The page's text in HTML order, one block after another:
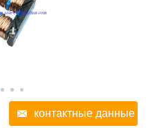
контактные данные